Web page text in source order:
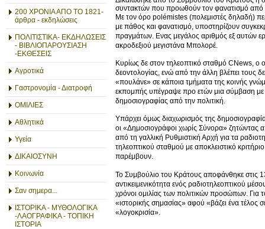
200 ΧΡΟΝΙΑ ΑΠΟ ΤΟ 1821-
άρθρα - εκδηλώσεις
ΠΟΛΙΤΙΣΤΙΚΑ- ΕΚΔΗΛΩΣΕΙΣ
- ΒΙΒΛΙΟΠΑΡΟΥΣΙΑΣΗ
-ΕΚΘΕΣΕΙΣ
Αγροτικά
Γαστρονομία - Διατροφή
ΟΜΙΛΙΕΣ
Αθλητικά
Υγεία
ΔΙΚΑΙΟΣΥΝΗ
Κοινωνία
Σαν σημερα...
ΙΣΤΟΡΙΚΑ - ΜΥΘΟΛΟΓΙΚΑ
-ΛΑΟΓΡΑΦΙΚΑ - ΤΟΠΙΚΗ
ΙΣΤΟΡΙΑ
συντακτών που προωθούν τον φανατισμό από
Με τον όρο polémistes (πολεμιστές δηλαδή)
με πάθος και φανατισμό, υποστηρίζουν
πραγμάτων. Ενας μεγάλος αριθμός εξ αυτών
ακροδεξιού μεγιστάνα Μπολορέ.
Κυρίως δε στον τηλεοπτικό σταθμό CNews,
δεοντολογίας, ενώ από την άλλη βλέπει τους
«πουλάνε» σε κάποια τμήματα της κοινής
εκπομπής υπέγραψε προ ετών μια σύμβαση με
δημοσιογραφίας από την πολιτική.
Υπάρχει όμως διαχωρισμός της
οι «Δημοσιογράφοι χωρίς Σύνορα» ζητώντας
από τη γαλλική Ρυθμιστική Αρχή για τα
τηλεοπτικού σταθμού με αποκλειστικό
παρέμβουν.
Το Συμβούλιο του Κράτους αποφάνθηκε στις 13
αντικειμενικότητα ενός ραδιοτηλεοπτικού
χρόνοι ομιλίας των πολιτικών προσώπων.
«ιστορικής σημασίας» αφού «βάζει ένα τέλος
«λογοκρισία».